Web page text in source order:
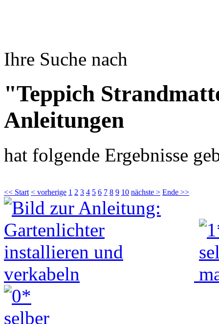
Ihre Suche nach
"Teppich
Anleitungen
hat folgende Ergebnisse
<< Start < vorherige 1 2 3 4 5 6 7 8 9 10 nächste > Ende >>